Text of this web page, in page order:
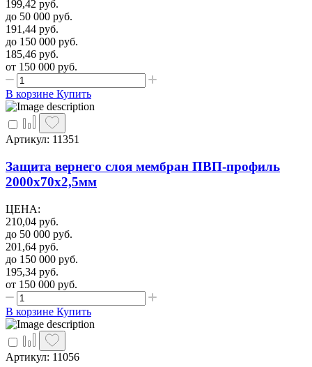
199,42 руб.
до 50 000 руб.
191,44 руб.
до 150 000 руб.
185,46 руб.
от 150 000 руб.
В корзине Купить
Артикул: 11351
Защита вернего слоя мембран ПВП-профиль
2000х70х2,5мм
ЦЕНА:
210,04 руб.
до 50 000 руб.
201,64 руб.
до 150 000 руб.
195,34 руб.
от 150 000 руб.
В корзине Купить
Артикул: 11056